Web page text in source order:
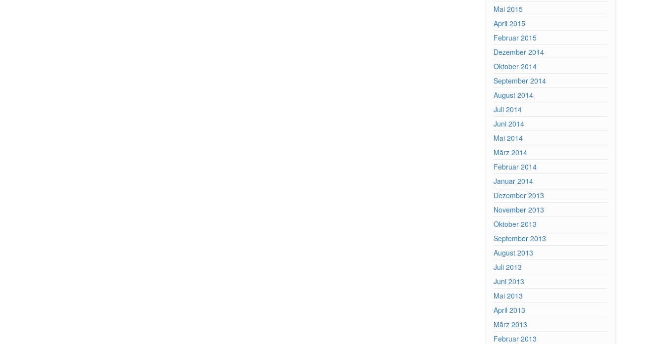
Mai 2015
April 2015
Februar 2015
Dezember 2014
Oktober 2014
September 2014
August 2014
Juli 2014
Juni 2014
Mai 2014
März 2014
Februar 2014
Januar 2014
Dezember 2013
November 2013
Oktober 2013
September 2013
August 2013
Juli 2013
Juni 2013
Mai 2013
April 2013
März 2013
Februar 2013